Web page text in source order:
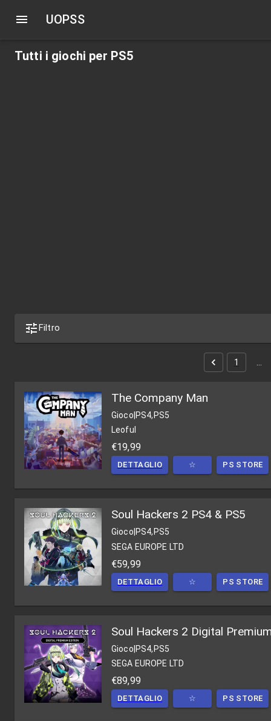
UOPSS
Tutti i giochi per PS5
Filtro
1
The Company Man
Gioco|PS4,PS5
Leoful
€19,99
DETTAGLIO ☆ PS STORE
Soul Hackers 2 PS4 & PS5
Gioco PS4,PS5
SEGA EUROPE LTD
€59,99
DETTAGLIO ☆ PS STORE
Soul Hackers 2 Digital
Gioco|PS4,PS5
SEGA EUROPE LTD
€89,99
DETTAGLIO ☆ PS STORE